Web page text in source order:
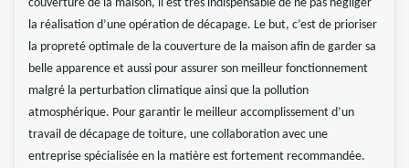
couverture de la maison, il est très indispensable de ne pas négliger
la réalisation d’une opération de décapage. Le but, c’est de prioriser
la propreté optimale de la couverture de la maison afin de garder sa
belle apparence et aussi pour assurer son meilleur fonctionnement
malgré la perturbation climatique ainsi que la pollution
atmosphérique. Pour garantir le meilleur accomplissement d’un
travail de décapage de toiture, une collaboration avec une
entreprise spécialisée en la matière est fortement recommandée.